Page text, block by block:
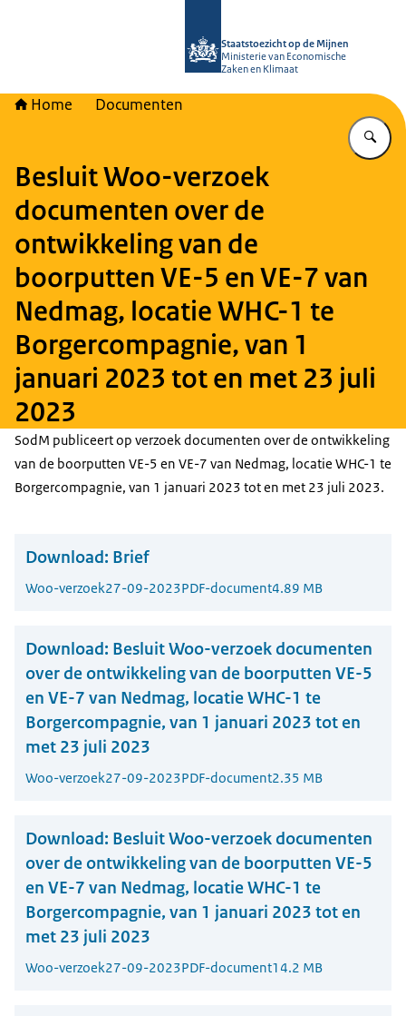
Staatstoezicht op de Mijnen
Ministerie van Economische
Zaken en Klimaat
Home Documenten
Besluit Woo-verzoek
documenten over de
ontwikkeling van de
boorputten VE-5 en VE-7 van
Nedmag, locatie WHC-1 te
Borgercompagnie, van 1
januari 2023 tot en met 23 juli
2023
SodM publiceert op verzoek documenten over de ontwikkeling
van de boorputten VE-5 en VE-7 van Nedmag, locatie WHC-1 te
Borgercompagnie, van 1 januari 2023 tot en met 23 juli 2023.
Download: Brief
Woo-verzoek27-09-2023PDF-document4.89 MB
Download: Besluit Woo-verzoek documenten
over de ontwikkeling van de boorputten VE-5
en VE-7 van Nedmag, locatie WHC-1 te
Borgercompagnie, van 1 januari 2023 tot en
met 23 juli 2023
Woo-verzoek27-09-2023PDF-document2.35 MB
Download: Besluit Woo-verzoek documenten
over de ontwikkeling van de boorputten VE-5
en VE-7 van Nedmag, locatie WHC-1 te
Borgercompagnie, van 1 januari 2023 tot en
met 23 juli 2023
Woo-verzoek27-09-2023PDF-document14.2 MB